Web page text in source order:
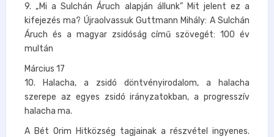
9. „Mi a Sulchán Áruch alapján állunk” Mit jelent ez a
kifejezés ma? Újraolvassuk Guttmann Mihály: A Sulchán
Áruch és a magyar zsidóság című szövegét: 100 év
multán
Március 17
10. Halacha, a zsidó döntvényirodalom, a halacha
szerepe az egyes zsidó irányzatokban, a progresszív
halacha ma.
A Bét Orim Hitközség tagjainak a részvétel ingyenes.